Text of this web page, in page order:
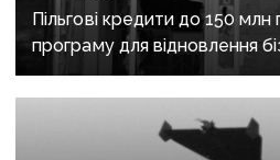
Пільгові кредити до 150 млн
програму для відновлення